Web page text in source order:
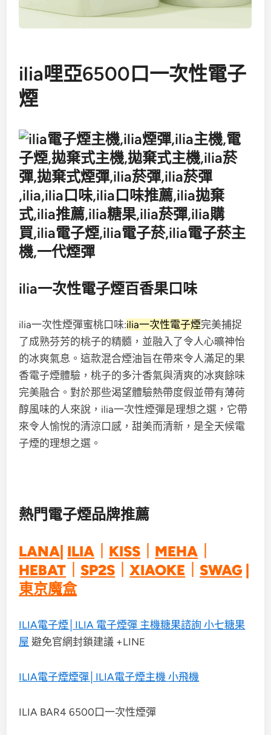
ilia哩亞6500口一次性電子
煙
ilia一次性電子煙百香果口味
ilia一次性煙彈蜜桃口味:ilia一次性電子煙完美捕捉
了成熟芬芳的桃子的精髓，並融入了令人心曠神怡
的冰爽氣息。這款混合煙油旨在帶來令人滿足的果
香電子煙體驗，桃子的多汁香氣與清爽的冰爽餘味
完美融合。對於那些渴望體驗熱帶度假並帶有薄荷
醇風味的人來說，ilia一次性煙彈是理想之選，它帶
來令人愉悅的清涼口感，甜美而清新，是全天候電
子煙的理想之選。
熱門電子煙品牌推薦
LANA ILIA KISS MEHA
HEBAT ｜SP2S ｜XIAOKE ｜SWAG|
東京魔盒
ILIA電子煙│ILIA 電子煙彈 主機糖果諮詢 小七糖果
屋 避免官網封鎖建議 +LINE
ILIA電子煙煙彈│ILIA電子煙主機 小飛機
ILIA BAR4 6500口一次性煙彈